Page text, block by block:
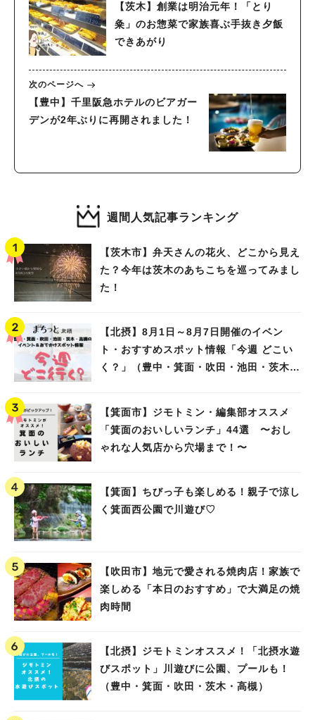
【茨木】創業は明治元年！「とり
粂」のお惣菜で家族喜ぶ手抜き夕飯
できあがり
次のページへ
【豊中】千里阪急ホテルのビアガー
デンが2年ぶりに再開されました！
週間人気記事ランキング
【茨木市】弁天さんの花火、どこから見え
た？今年は茨木のあちこちを巡ってみまし
た！
【北摂】8月1日～8月7日開催のイベン
ト・おすすめスポット情報「今週 どこい
く？」（豊中・箕面・吹田・池田・茨木・
【箕面市】ジモトミン・編集部オススメ
「箕面のおいしいランチ」44選 〜おし
ゃれな人気店から穴場まで！〜
【箕面】ちびっ子も楽しめる！親子で涼し
く箕面西公園で川遊び♡
【吹田市】地元で愛される焼肉店！家族で
楽しめる「本日のおすすめ」で大満足の焼
肉時間
【北摂】ジモトミンオススメ！「北摂水遊
びスポット」川遊びに公園、プールも！
（豊中・箕面・吹田・茨木・高槻）